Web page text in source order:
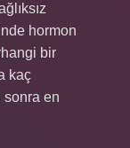
hormon
bir
kaç
sonra en